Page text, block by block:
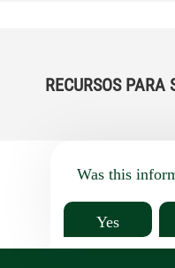
RECURSOS PARA
Was this
Yes